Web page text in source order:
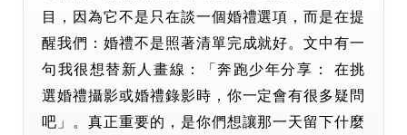
目，因為它不是只在談一個婚禮選項，而是在提
醒我們：婚禮不是照著清單完成就好。文中有一
句我很想替新人畫線：「奔跑少年分享： 在挑
選婚禮攝影或婚禮錄影時，你一定會有很多疑問
吧」。真正重要的，是你們想讓那一天留下什麼